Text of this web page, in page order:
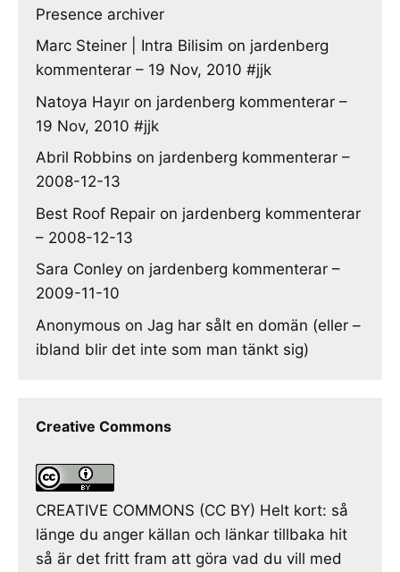
Presence archiver
Marc Steiner | Intra Bilisim on jardenberg
kommenterar – 19 Nov, 2010 #jjk
Natoya Hayır on jardenberg kommenterar –
19 Nov, 2010 #jjk
Abril Robbins on jardenberg kommenterar –
2008-12-13
Best Roof Repair on jardenberg kommenterar
– 2008-12-13
Sara Conley on jardenberg kommenterar –
2009-11-10
Anonymous on Jag har sålt en domän (eller –
ibland blir det inte som man tänkt sig)
Creative Commons
CREATIVE COMMONS (CC BY) Helt kort: så
länge du anger källan och länkar tillbaka hit
så är det fritt fram att göra vad du vill med